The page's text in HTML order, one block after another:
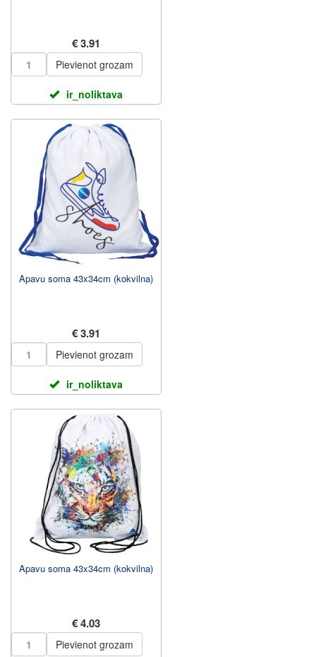
€ 3.91
Pievienot grozam
ir_noliktava
Apavu soma 43x34cm (kokvilna)
€ 3.91
Pievienot grozam
ir_noliktava
Apavu soma 43x34cm (kokvilna)
€ 4.03
Pievienot grozam